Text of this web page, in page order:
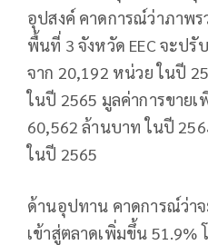
อุปสงค์ คาดการณ์ว่าภาพ
พื้นที่ 3 จังหวัด EEC จะปรั
จาก 20,192 หน่วย ในปี
ในปี 2565 มูลค่าการขาย
60,562 ล้านบาท ในปี
ในปี 2565
ด้านอุปทาน คาดการณ์ว่าจ
เข้าสู่ตลาดเพิ่มขึ้น 51.9%